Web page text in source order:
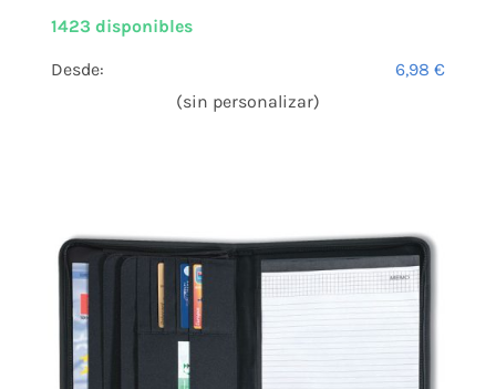
1423 disponibles
Desde: 6,98€
(sin personalizar)